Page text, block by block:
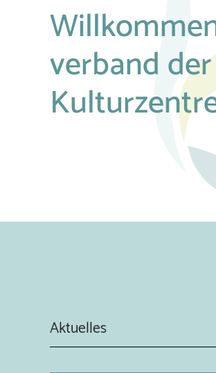
verband
Aktuelles